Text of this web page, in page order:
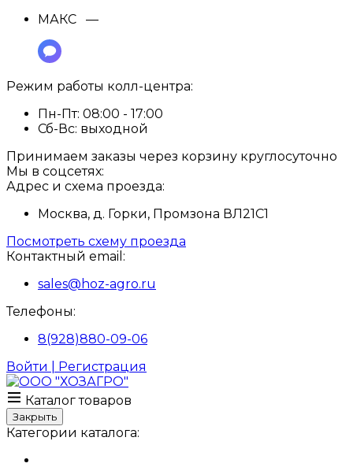
МАКС —
Режим работы колл-центра:
Пн-Пт: 08:00 - 17:00
Сб-Вс: выходной
Принимаем заказы через корзину круглосуточно
Мы в соцсетях:
Адрес и схема проезда:
Москва, д. Горки, Промзона ВЛ21С1
Посмотреть схему проезда
Контактный email:
sales@hoz-agro.ru
Телефоны:
8(928)880-09-06
Войти | Регистрация
Каталог товаров
Закрыть
Категории каталога: